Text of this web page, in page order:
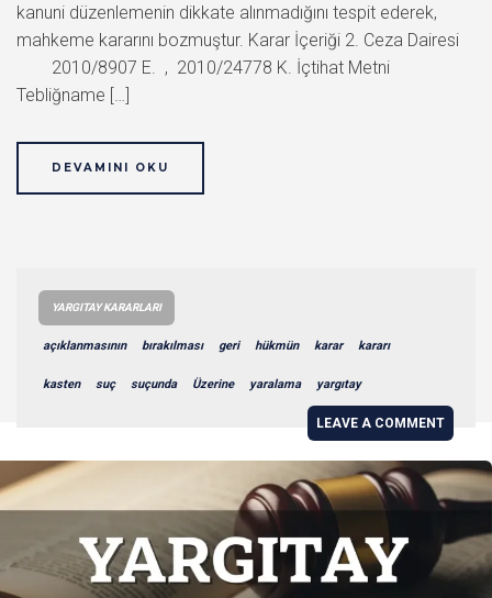
kanuni düzenlemenin dikkate alınmadığını tespit ederek,
mahkeme kararını bozmuştur. Karar İçeriği 2. Ceza Dairesi
2010/8907 E. , 2010/24778 K. İçtihat Metni
Tebliğname […]
DEVAMINI OKU
YARGITAY KARARLARI
açıklanmasının bırakılması geri hükmün karar kararı
kasten suç suçunda Üzerine yaralama yargıtay
LEAVE A COMMENT